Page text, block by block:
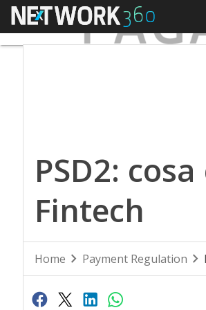
Menu
PSD2:
Fintech
Home Payment Regulation